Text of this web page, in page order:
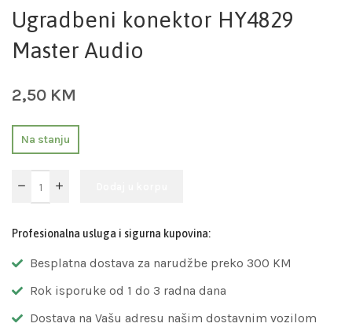
Ugradbeni konektor HY4829
Master Audio
2,50 KM
Na stanju
Profesionalna usluga i sigurna kupovina:
Besplatna dostava za narudžbe preko 300 KM
Rok isporuke od 1 do 3 radna dana
Dostava na Vašu adresu našim dostavnim vozilom